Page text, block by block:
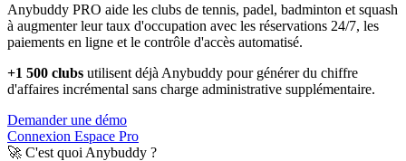
Anybuddy PRO aide les clubs de tennis, padel, badminton et squash
à augmenter leur taux d'occupation avec les réservations 24/7, les
paiements en ligne et le contrôle d'accès automatisé.
+1 500 clubs utilisent déjà Anybuddy pour générer du chiffre
d'affaires incrémental sans charge administrative supplémentaire.
Demander une démo
Connexion Espace Pro
🚀 C'est quoi Anybuddy ?